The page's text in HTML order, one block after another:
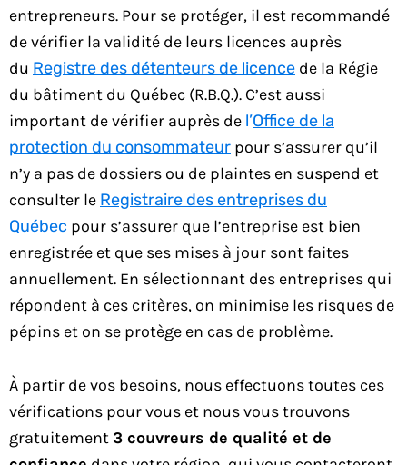
entrepreneurs. Pour se protéger, il est recommandé
de vérifier la validité de leurs licences auprès
du Registre des détenteurs de licence de la Régie
du bâtiment du Québec (R.B.Q.). C’est aussi
important de vérifier auprès de l’Office de la
protection du consommateur pour s’assurer qu’il
n’y a pas de dossiers ou de plaintes en suspend et
consulter le Registraire des entreprises du
Québec pour s’assurer que l’entreprise est bien
enregistrée et que ses mises à jour sont faites
annuellement. En sélectionnant des entreprises qui
répondent à ces critères, on minimise les risques de
pépins et on se protège en cas de problème.
À partir de vos besoins, nous effectuons toutes ces
vérifications pour vous et nous vous trouvons
gratuitement3 couvreurs de qualité et de